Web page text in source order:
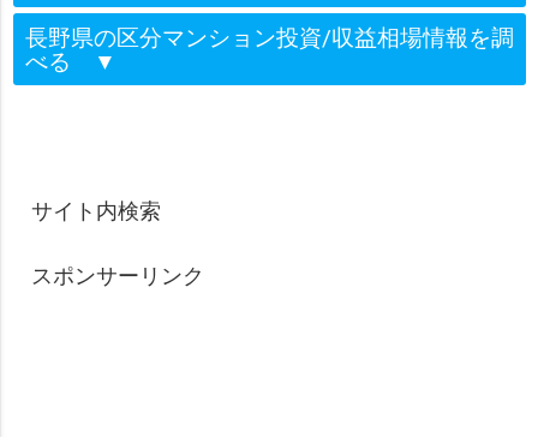
長野県の区分マンション投資/収益相場情報を調
べる ▼
サイト内検索
スポンサーリンク